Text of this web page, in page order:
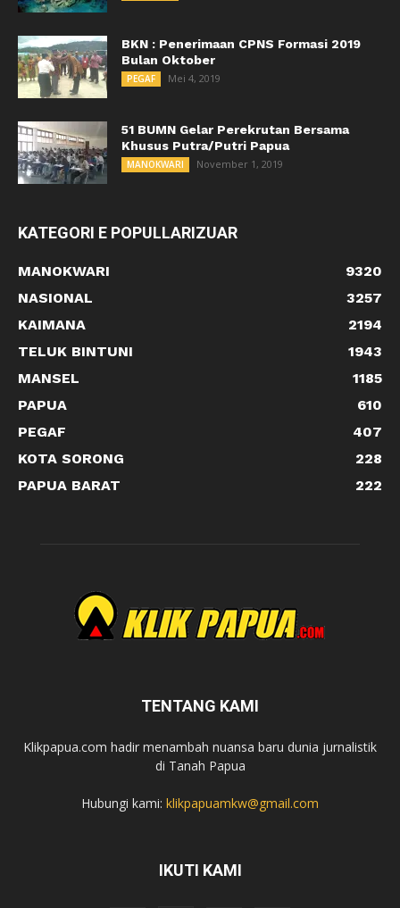
BKN : Penerimaan CPNS Formasi 2019
Bulan Oktober
PEGAF Mei 4, 2019
51 BUMN Gelar Perekrutan Bersama
Khusus Putra/Putri Papua
MANOKWARI November 1, 2019
KATEGORI E POPULLARIZUAR
MANOKWARI
9320
NASIONAL
3257
KAIMANA
2194
TELUK BINTUNI
1943
MANSEL
1185
PAPUA
610
PEGAF
407
KOTA SORONG
228
PAPUA BARAT
222
TENTANG KAMI
Klikpapua.com hadir menambah nuansa baru dunia jurnalistik
di Tanah Papua
Hubungi kami: klikpapuamkw@gmail.com
IKUTI KAMI